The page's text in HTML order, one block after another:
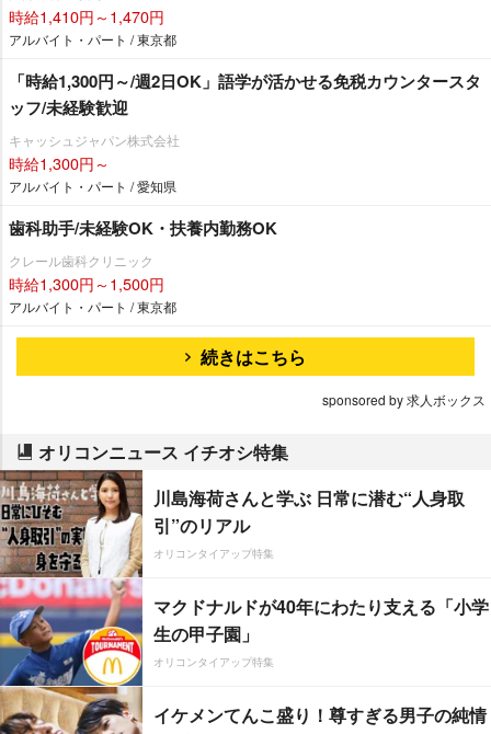
時給1,410円～1,470円
アルバイト・パート / 東京都
「時給1,300円～/週2日OK」語学が活かせる免税カウンタースタ
ッフ/未経験歓迎
キャッシュジャパン株式会社
時給1,300円～
アルバイト・パート / 愛知県
歯科助手/未経験OK・扶養内勤務OK
クレール歯科クリニック
時給1,300円～1,500円
アルバイト・パート / 東京都
続きはこちら
sponsored by 求人ボックス
オリコンニュース イチオシ特集
川島海荷さんと学ぶ 日常に潜む“人身取
引”のリアル
オリコンタイアップ特集
マクドナルドが40年にわたり支える「小学
生の甲子園」
オリコンタイアップ特集
イケメンてんこ盛り！尊すぎる男子の純情